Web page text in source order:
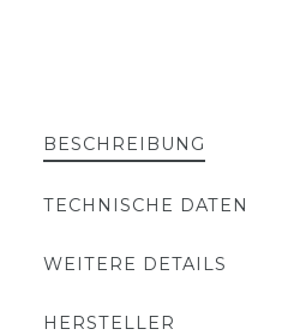
BESCHREIBUNG
TECHNISCHE DATEN
WEITERE DETAILS
HERSTELLER